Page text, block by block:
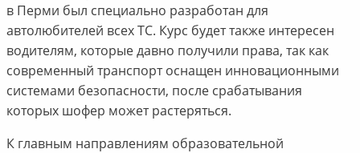
в Перми был специально разработан для
автолюбителей всех ТС. Курс будет также интересен
водителям, которые давно получили права, так как
современный транспорт оснащен инновационными
системами безопасности, после срабатывания
которых шофер может растеряться.
К главным направлениям образовательной